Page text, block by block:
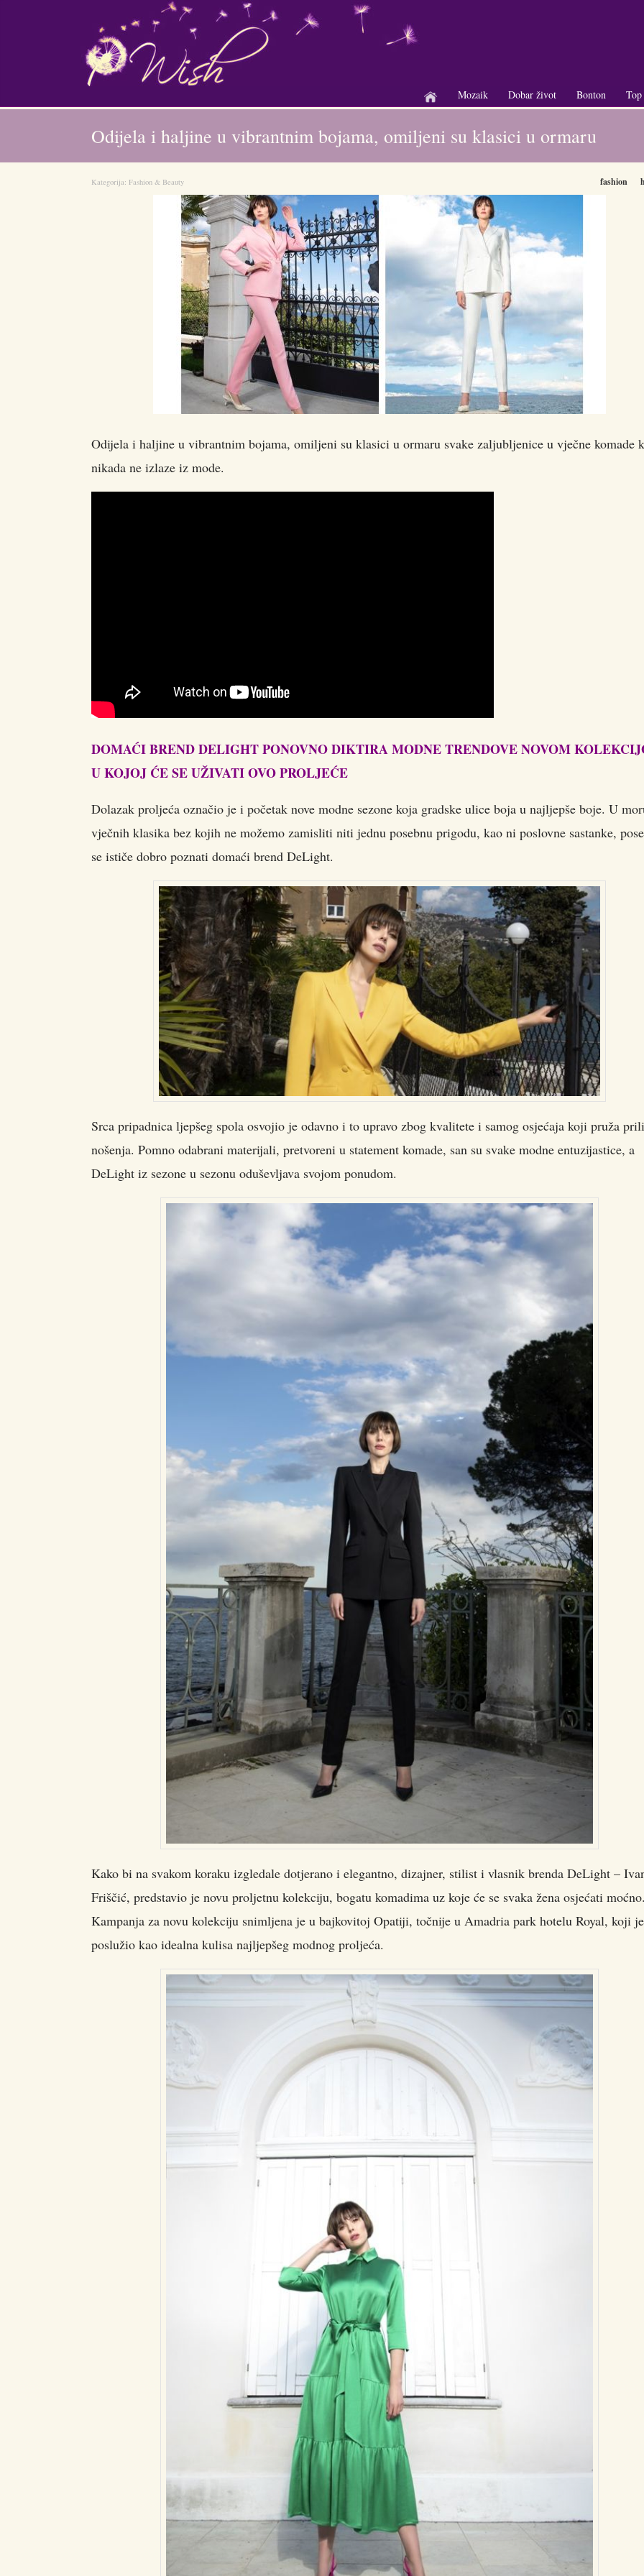
+
Mozaik
+
Dobar život
+
Bonton
Odijela i haljine u vibrantnim bojama, omiljeni su klasici u ormaru
Kategorija: Fashion & Beauty fashion
Odijela i haljine u vibrantnim bojama, omiljeni su klasici u ormaru svake zaljubljenice u vječne komade
nikada ne izlaze iz mode.
DOMAĆI BREND DELIGHT PONOVNO DIKTIRA MODNE TRENDOVE NOVOM
U KOJOJ ĆE SE UŽIVATI OVO PROLJEĆE
Dolazak proljeća označio je i početak nove modne sezone koja gradske ulice boja u najljepše boje. U
vječnih klasika bez kojih ne možemo zamisliti niti jednu posebnu prigodu, kao ni poslovne sastanke,
se ističe dobro poznati domaći brend DeLight.
Srca pripadnica ljepšeg spola osvojio je odavno i to upravo zbog kvalitete i samog osjećaja koji pruža
nošenja. Pomno odabrani materijali, pretvoreni u statement komade, san su svake modne entuzijastice, a
DeLight iz sezone u sezonu oduševljava svojom ponudom.
Kako bi na svakom koraku izgledale dotjerano i elegantno, dizajner, stilist i vlasnik brenda DeLight –
Friščić, predstavio je novu proljetnu kolekciju, bogatu komadima uz koje će se svaka žena osjećati
Kampanja za novu kolekciju snimljena je u bajkovitoj Opatiji, točnije u Amadria park hotelu Royal, koji je
poslužio kao idealna kulisa najljepšeg modnog proljeća.